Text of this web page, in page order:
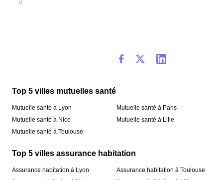
Top 5 villes mutuelles santé
Mutuelle santé à Lyon
Mutuelle santé à Nice
Mutuelle santé à Toulouse
Mutuelle santé à Paris
Mutuelle santé à Lille
Top 5 villes assurance habitation
Assurance habitation à Lyon
Assurance habitation à Toulouse